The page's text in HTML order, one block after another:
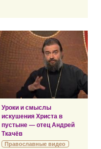
Уроки и смыслы
искушения Христа в
пустыне — отец Андрей
Ткачёв
Православные видео